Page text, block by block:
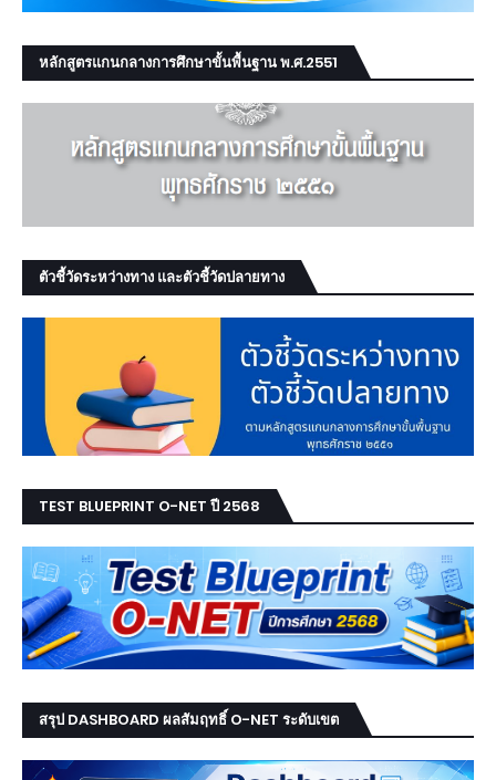
หลักสูตรแกนกลางการศึกษาขั้นพื้นฐาน พ.ศ.2551
ตัวชี้วัดระหว่างทาง และตัวชี้วัดปลายทาง
TEST BLUEPRINT O-NET ปี 2568
สรุป DASHBOARD ผลสัมฤทธิ์ O-NET ระดับเขต